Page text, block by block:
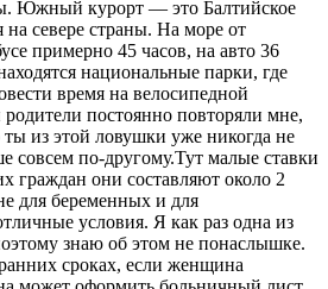
Южный курорт — это Балтийское
на севере страны. На море от
примерно 45 часов, на авто 36
национальные парки, где
время на велосипедной
постоянно повторяли мне,
ты из этой ловушки уже никогда не
совсем по-другому.Тут малые ставки
граждан они составляют около 2
для беременных и для
условия. Я как раз одна из
знаю об этом не понаслышке.
сроках, если женщина